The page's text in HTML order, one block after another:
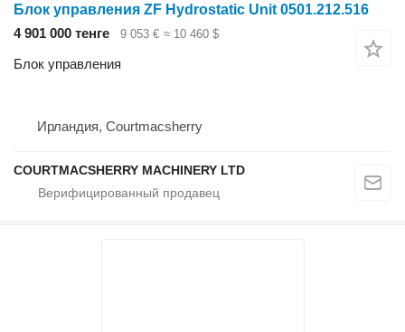
Блок управления ZF Hydrostatic Unit 0501.212.516
4 901 000 тенге
9 053 € ≈ 10 460 $
Блок управления
Ирландия, Courtmacsherry
COURTMACSHERRY MACHINERY LTD